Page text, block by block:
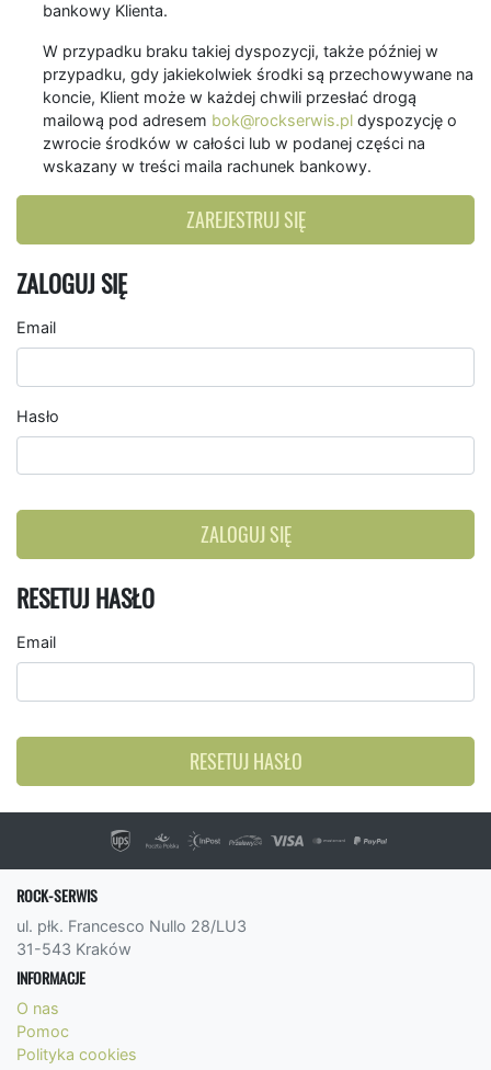
bankowy Klienta.
W przypadku braku takiej dyspozycji, także później w
przypadku, gdy jakiekolwiek środki są przechowywane na
koncie, Klient może w każdej chwili przesłać drogą
mailową pod adresem bok@rockserwis.pl dyspozycję o
zwrocie środków w całości lub w podanej części na
wskazany w treści maila rachunek bankowy.
ZAREJESTRUJ SIĘ
ZALOGUJ SIĘ
Email
Hasło
ZALOGUJ SIĘ
RESETUJ HASŁO
Email
RESETUJ HASŁO
ROCK-SERWIS
ul. płk. Francesco Nullo 28/LU3
31-543 Kraków
INFORMACJE
O nas
Pomoc
Polityka cookies